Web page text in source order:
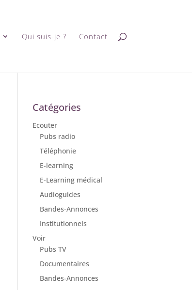
Qui suis-je ? Contact
Catégories
Ecouter
Pubs radio
Téléphonie
E-learning
E-Learning médical
Audioguides
Bandes-Annonces
Institutionnels
Voir
Pubs TV
Documentaires
Bandes-Annonces